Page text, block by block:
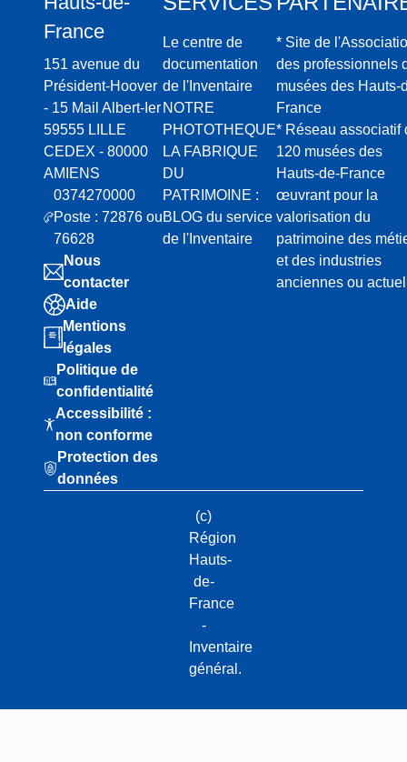
l’étude
une
avec
Plusieurs
étudiés et
le fond
série 11
Les
Culture
Calais à
La
France
151 avenue du
Président-Hoover
- 15 Mail Albert-Ier
59555 LILLE
CEDEX - 80000
AMIENS
0374270000
Poste : 72876 ou
76628
Nous
contacter
Aide
Mentions
légales
Politique de
confidentialité
Accessibilité :
non conforme
Protection des
données
Le centre de
documentation
de l'Inventaire
NOTRE
PHOTOTHEQUE
LA FABRIQUE
DU
PATRIMOINE :
BLOG du service
de l'Inventaire
* Site de
des professionnels
musées des Hauts-
France
* Réseau associatif
120 musées des
Hauts-de-France
œuvrant pour la
valorisation du
patrimoine des
et des industries
anciennes ou
(c)
Région
Hauts-
de-
France
-
Inventaire
général.